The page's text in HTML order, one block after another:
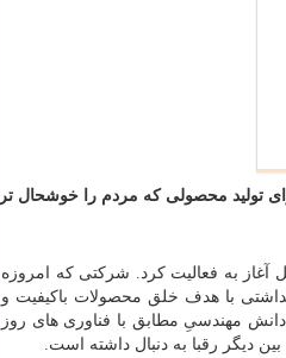
تولید محصولی که مردم را خوشحال تر
شیرآلات بهداشتی شودر از سال ۱۳۷۰ و با دو نفر پرسنل آغاز به فعالیت کرد. شرکتی که امروزه
با هدف خلق محصولات باکیفیت و
مهندسیِ مطابق با فناوری های روز
دیگر رقبا به دنبال داشته است.